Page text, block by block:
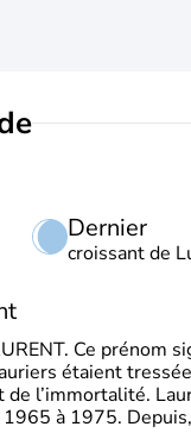
Dernier
croissant de
Ce prénom
étaient
l’immortalité.
1965 à 1975.